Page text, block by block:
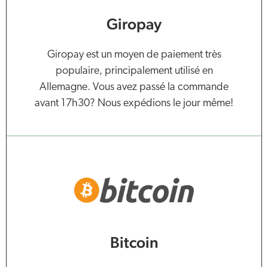
Giropay
Giropay est un moyen de paiement très
populaire, principalement utilisé en
Allemagne. Vous avez passé la commande
avant 17h30? Nous expédions le jour même!
Bitcoin